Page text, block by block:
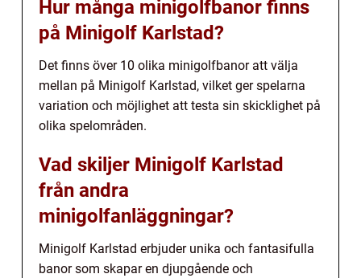
Hur många minigolfbanor finns
på Minigolf Karlstad?
Det finns över 10 olika minigolfbanor att välja
mellan på Minigolf Karlstad, vilket ger spelarna
variation och möjlighet att testa sin skicklighet på
olika spelområden.
Vad skiljer Minigolf Karlstad
från andra
minigolfanläggningar?
Minigolf Karlstad erbjuder unika och fantasifulla
banor som skapar en djupgående och